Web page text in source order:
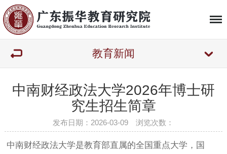
教育新闻
中南财经政法大学2026年博士研
究生招生简章
发布日期：2026-03-09 浏览次数：
中南财经政法大学是教育部直属的全国重点大学，国